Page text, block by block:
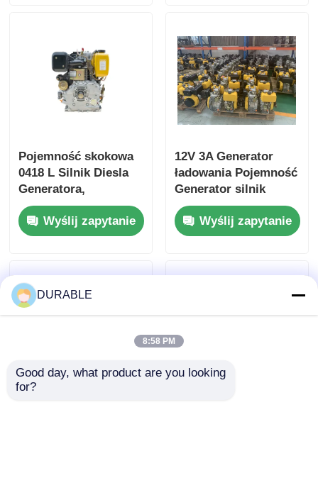
silnik silnik silnik
silnik silnik silnik
silnik silnik silnik
silnik silnik silnik
silnik silnik
Pojemność skokowa
0418 L Silnik Diesla
Generatora,
Zawierający
Otwór×Skok 86×72
mm i Wymiary
Zaprojektowany z
Myślą o Wydajności
Wyślij zapytanie
12V 3A Generator
ładowania Pojemność
Generator silnik
wysokoprężny
zapewniający
pojemność 1,65L
dostaw energii
Wyślij zapytanie
DURABLE
8:58 PM
Good day, what product are you looking
for?